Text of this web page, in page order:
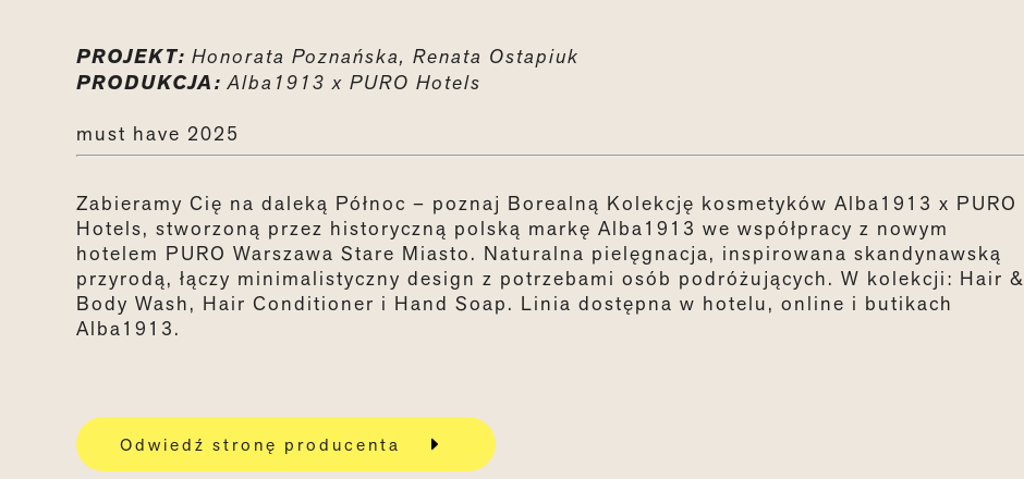
PROJEKT: Honorata Poznańska, Renata Ostapiuk
PRODUKCJA: Alba1913 x PURO Hotels
must have 2025
Zabieramy Cię na daleką Północ – poznaj Borealną Kolekcję kosmetyków Alba1913 x PURO
Hotels, stworzoną przez historyczną polską markę Alba1913 we współpracy z nowym
hotelem PURO Warszawa Stare Miasto. Naturalna pielęgnacja, inspirowana skandynawską
przyrodą, łączy minimalistyczny design z potrzebami osób podróżujących. W kolekcji: Hair &
Body Wash, Hair Conditioner i Hand Soap. Linia dostępna w hotelu, online i butikach
Alba1913.
Odwiedź stronę producenta